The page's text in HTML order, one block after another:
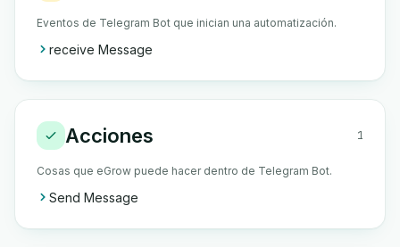
Eventos de Telegram Bot que inician una automatización.
receive Message
Acciones 1
Cosas que eGrow puede hacer dentro de Telegram Bot.
Send Message